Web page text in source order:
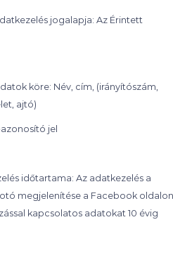
jogalapja: Az Érintett
köre: Név, cím, (irányítószám,
ajtó)
jel
időtartama: Az adatkezelés a
megjelenítése a Facebook oldalon
kapcsolatos adatokat 10 évig